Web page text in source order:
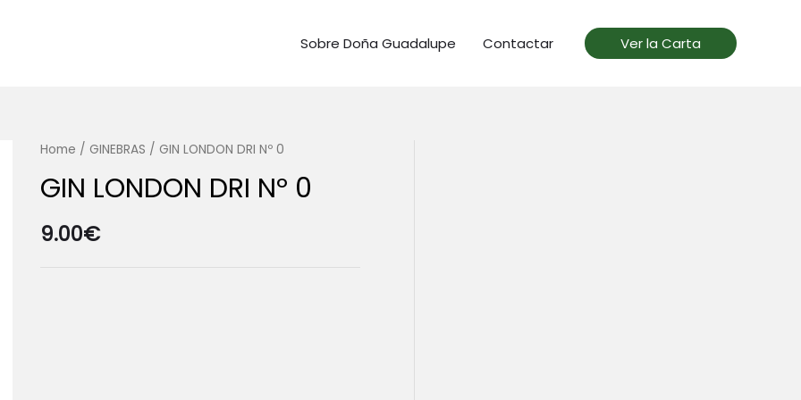
Sobre Doña Guadalupe Contactar Ver la Carta
Home / GINEBRAS / GIN LONDON DRI Nº 0
GIN LONDON DRI Nº 0
9.00€